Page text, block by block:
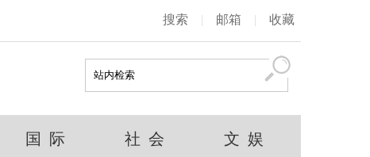
搜索 | 邮箱 | 收藏
国 际 社 会 文 娱